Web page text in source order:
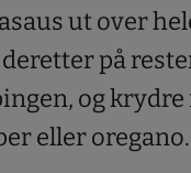
ut over
på
og
eller oregano.